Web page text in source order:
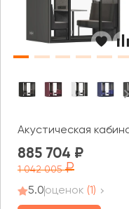
Акустическая
885 704
1 042 005
5.0оценок (1)